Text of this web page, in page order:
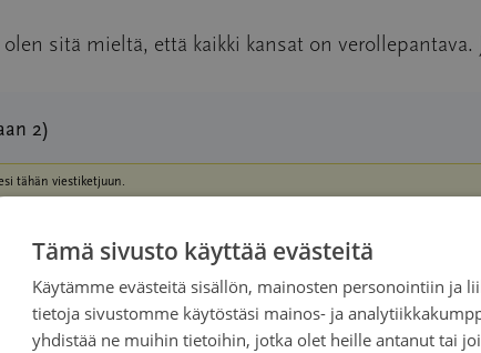
sitä mieltä, että kaikki kansat on
2)
tähän viestiketjuun.
Käyttäjänimi
Tämä sivusto käyttää evästeitä
Käytämme evästeitä sisällön, mainosten personointiin ja
tietoja sivustomme käytöstäsi mainos- ja
yhdistää ne muihin tietoihin, jotka olet heille antanut tai